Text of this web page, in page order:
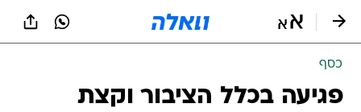
כסף
פגיעה בכלל הציבור וקצת